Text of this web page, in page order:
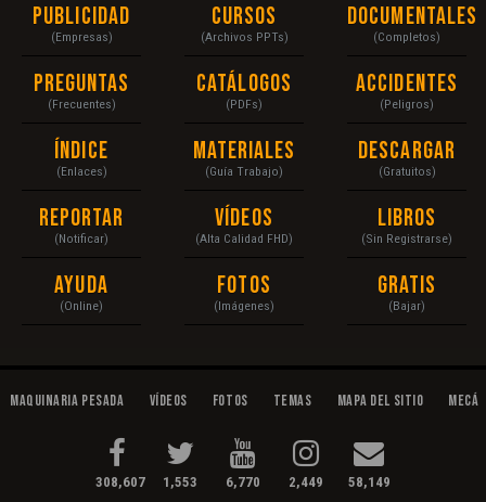
Publicidad
(Empresas)
Preguntas
(Frecuentes)
Índice
(Enlaces)
Reportar
(Notificar)
Ayuda
(Online)
Cursos
(Archivos PPTs)
Catálogos
(PDFs)
Materiales
(Guía Trabajo)
Vídeos
(Alta Calidad FHD)
Fotos
(Imágenes)
Documentales
(Completos)
Accidentes
(Peligros)
Descargar
(Gratuitos)
Libros
(Sin Registrarse)
Gratis
(Bajar)
Maquinaria Pesada Vídeos Fotos Temas Mapa del Sitio
308,607 1,553 6,770 2,449 58,149